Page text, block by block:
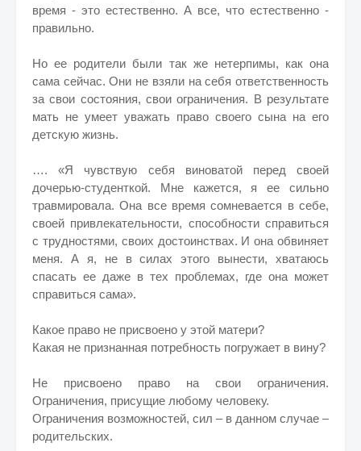
время - это естественно. А все, что естественно -
правильно.
Но ее родители были так же нетерпимы, как она
сама сейчас. Они не взяли на себя ответственность
за свои состояния, свои ограничения. В результате
мать не умеет уважать право своего сына на его
детскую жизнь.
…. «Я чувствую себя виноватой перед своей
дочерью-студенткой. Мне кажется, я ее сильно
травмировала. Она все время сомневается в себе,
своей привлекательности, способности справиться
с трудностями, своих достоинствах. И она обвиняет
меня. А я, не в силах этого вынести, хватаюсь
спасать ее даже в тех проблемах, где она может
справиться сама».
Какое право не присвоено у этой матери?
Какая не признанная потребность погружает в вину?
Не присвоено право на свои ограничения.
Ограничения, присущие любому человеку.
Ограничения возможностей, сил – в данном случае –
родительских.